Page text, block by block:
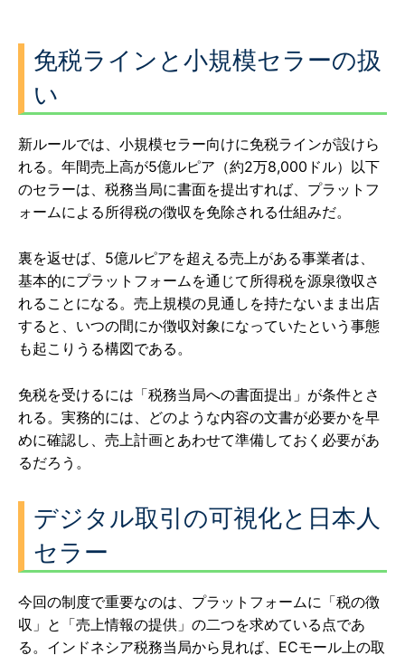
免税ラインと小規模セラーの扱
い
新ルールでは、小規模セラー向けに免税ラインが設けら
れる。年間売上高が5億ルピア（約2万8,000ドル）以下
のセラーは、税務当局に書面を提出すれば、プラットフ
ォームによる所得税の徴収を免除される仕組みだ。
裏を返せば、5億ルピアを超える売上がある事業者は、
基本的にプラットフォームを通じて所得税を源泉徴収さ
れることになる。売上規模の見通しを持たないまま出店
すると、いつの間にか徴収対象になっていたという事態
も起こりうる構図である。
免税を受けるには「税務当局への書面提出」が条件とさ
れる。実務的には、どのような内容の文書が必要かを早
めに確認し、売上計画とあわせて準備しておく必要があ
るだろう。
デジタル取引の可視化と日本人
セラー
今回の制度で重要なのは、プラットフォームに「税の徴
収」と「売上情報の提供」の二つを求めている点であ
る。インドネシア税務当局から見れば、ECモール上の取